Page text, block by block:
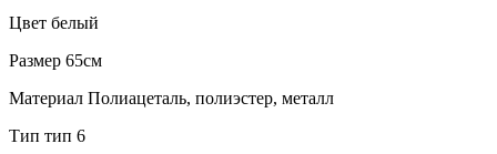
Цвет белый
Размер 65см
Материал Полиацеталь, полиэстер, металл
Тип тип 6